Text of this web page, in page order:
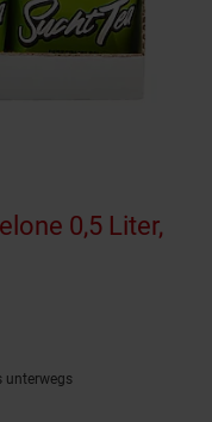
0,5 Liter,
unterwegs